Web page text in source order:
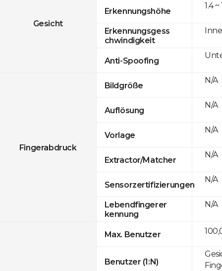
Gesicht
Erkennungshöhe
Erkennungsgess
chwindigkeit
Anti-Spoofing
Fingerabdruck
Bildgröße
Auflösung
Vorlage
Extractor/Matcher
Sensorzertifizierungen
Lebendfingerer
kennung
Max. Benutzer
Benutzer (1:N)
1.4 ~
N/A
N/A
N/A
N/A
N/A
N/A